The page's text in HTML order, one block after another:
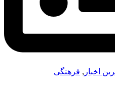
اخبار , فرهنگی